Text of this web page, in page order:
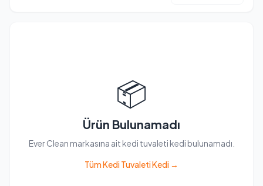
📦
Ürün Bulunamadı
Ever Clean markasına ait kedi tuvaleti kedi bulunamadı.
Tüm Kedi Tuvaleti Kedi →